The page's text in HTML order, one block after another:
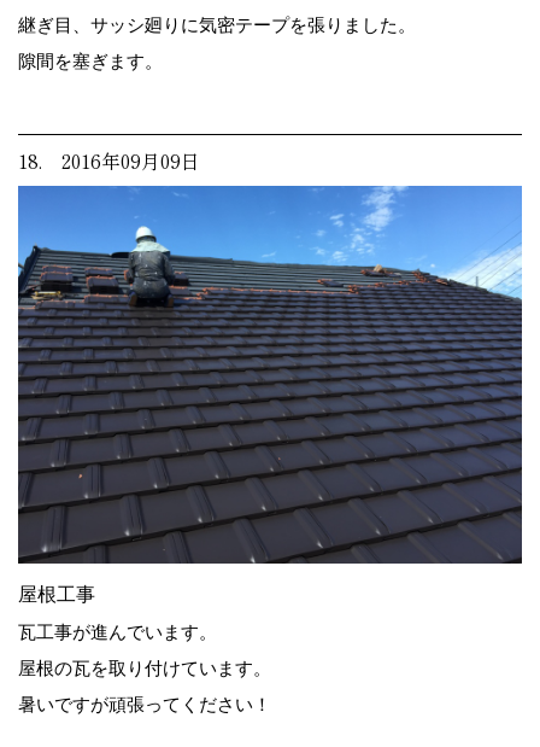
継ぎ目、サッシ廻りに気密テープを張りました。
隙間を塞ぎます。
18. 2016年09月09日
屋根工事
瓦工事が進んでいます。
屋根の瓦を取り付けています。
暑いですが頑張ってください！